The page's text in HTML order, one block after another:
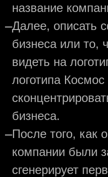
название
—Далее, описать
бизнеса или то,
видеть на
логотипа Космос
бизнеса.
—После того, как
компании были
сгенерирует